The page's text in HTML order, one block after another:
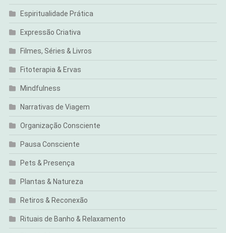
Espiritualidade Prática
Expressão Criativa
Filmes, Séries & Livros
Fitoterapia & Ervas
Mindfulness
Narrativas de Viagem
Organização Consciente
Pausa Consciente
Pets & Presença
Plantas & Natureza
Retiros & Reconexão
Rituais de Banho & Relaxamento